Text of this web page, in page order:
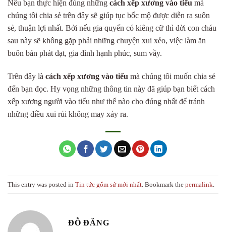
Nếu bạn thực hiện đúng những cách xếp xương vào tiểu mà
chúng tôi chia sẻ trên đây sẽ giúp tục bốc mộ được diễn ra suôn
sẻ, thuận lợi nhất. Bởi nếu gia quyến có kiêng cữ thì đời con cháu
sau này sẽ không gặp phải những chuyện xui xẻo, việc làm ăn
buôn bán phát đạt, gia đình hạnh phúc, sum vầy.
Trên đây là cách xếp xương vào tiểu mà chúng tôi muốn chia sẻ
đến bạn đọc. Hy vọng những thông tin này đã giúp bạn biết cách
xếp xương người vào tiểu như thế nào cho đúng nhất để tránh
những điều xui rủi không may xảy ra.
This entry was posted in Tin tức gốm sứ mới nhất . Bookmark the permalink
ĐỖ ĐĂNG